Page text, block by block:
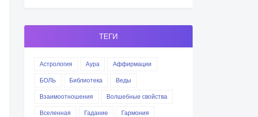
ТЕГИ
Астрология Аура
Аффирмации
БОЛЬ
Библиотека
Веды
Взаимоотношения
Волшебные свойства
Вселенная
Гадание
Гармония